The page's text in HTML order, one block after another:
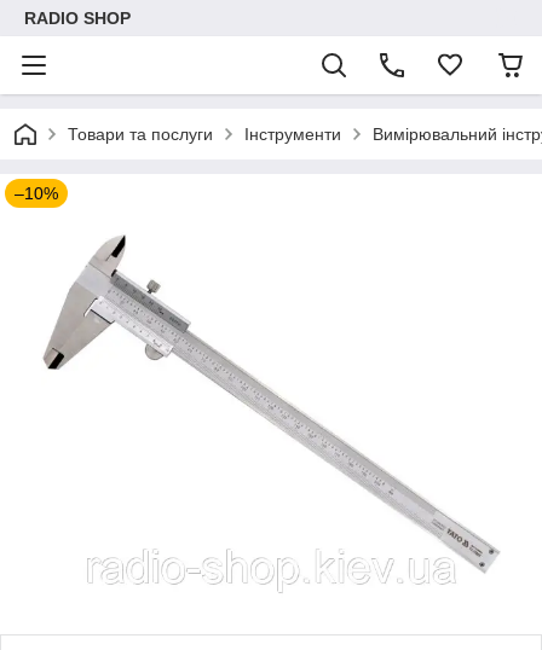
RADIO SHOP
Товари та послуги Інструменти Вимірювальний
–10%